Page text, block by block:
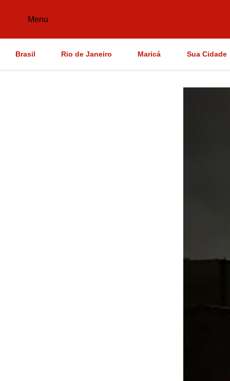
Menu
Brasil Rio de Janeiro Maricá Sua Cidade